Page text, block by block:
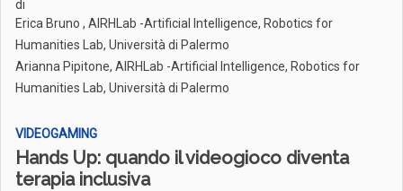
di
Erica Bruno , AIRHLab -Artificial Intelligence, Robotics for
Humanities Lab, Università di Palermo
Arianna Pipitone, AIRHLab -Artificial Intelligence, Robotics for
Humanities Lab, Università di Palermo
VIDEOGAMING
Hands Up: quando il videogioco diventa
terapia inclusiva